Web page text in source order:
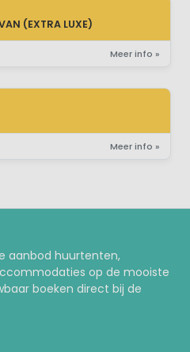
LUXE)
(EXTRA LUXE)
Meer info »
Meer info »
aanbod huurtenten,
op de mooiste
boeken direct bij de